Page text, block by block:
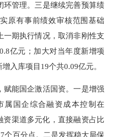
环管理。三是继续完善预算绩
原有事前绩效审核范围基础
一期执行情况，取消非刚性支
亿元；加大对当年度新增项
入库项目19个共0.09亿元。
能国企激活国资。一是增强
属国企综合融资成本控制在
资渠道多元化，直接融资占比
个百分点。二是发挥稳大局保